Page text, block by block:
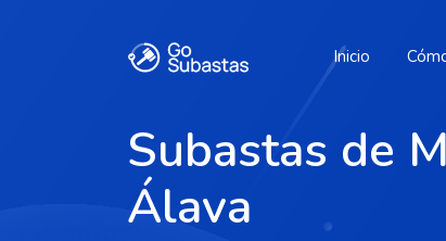
Inicio
Subastas de
Álava